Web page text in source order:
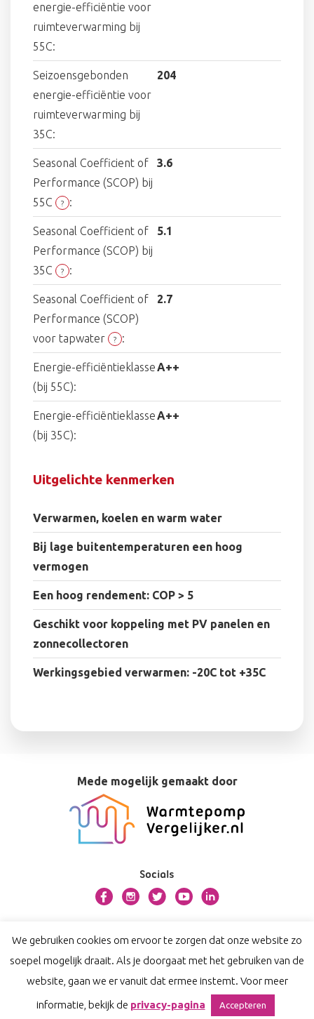
energie-efficiëntie voor
ruimteverwarming bij
55C:
Seizoensgebonden
energie-efficiëntie voor
ruimteverwarming bij
35C:
204
Seasonal Coefficient of
Performance (SCOP) bij
55C
? :
3.6
Seasonal Coefficient of
Performance (SCOP) bij
35C
? :
5.1
Seasonal Coefficient of
Performance (SCOP)
voor tapwater
? :
2.7
Energie-efficiëntieklasse
(bij 55C):
A++
Energie-efficiëntieklasse
(bij 35C):
A++
Uitgelichte kenmerken
Verwarmen, koelen en warm water
Bij lage buitentemperaturen een hoog
vermogen
Een hoog rendement: COP > 5
Geschikt voor koppeling met PV panelen en
zonnecollectoren
Werkingsgebied verwarmen: -20C tot +35C
Mede mogelijk gemaakt door
Socials
Contact
Privacy
Disclaimer
We gebruiken cookies om ervoor te zorgen dat onze website zo
soepel mogelijk draait. Als je doorgaat met het gebruiken van de
website, gaan we er vanuit dat ermee instemt. Voor meer
informatie, bekijk de privacy-pagina Accepteren